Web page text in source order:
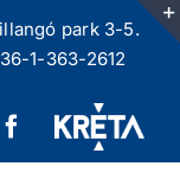
park 3-5.
1-363-2612
Sylvester